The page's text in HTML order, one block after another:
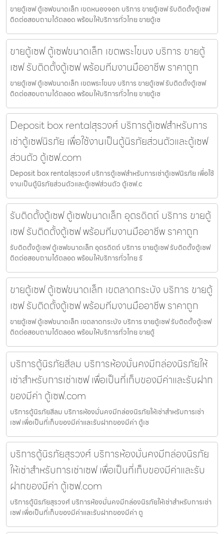
ขายตู้เซฟ ตู้เซฟขนาดเล็ก เขตหนองจอก บริการ ขายตู้เซฟ รับติดตั้งตู้เซฟ
ติดต่อสอบถามได้ตลอด พร้อมให้บริการทั่วไทย ขายตู้เซ
ขายตู้เซฟ ตู้เซฟขนาดเล็ก เขตพระโขนง บริการ ขายตู้
เซฟ รับติดตั้งตู้เซฟ พร้อมทีมงานมืออาชีพ ราคาถูก
ขายตู้เซฟ ตู้เซฟขนาดเล็ก เขตพระโขนง บริการ ขายตู้เซฟ รับติดตั้งตู้เซฟ
ติดต่อสอบถามได้ตลอด พร้อมให้บริการทั่วไทย ขายตู้เซ
Deposit box rentalสุรวงศ์ บริการตู้เซฟสำหรับการ
เช่าตู้เซฟนิรภัย เพื่อใช้งานเป็นตู้นิรภัยส่วนตัวและตู้เซฟ
ส่วนตัว ตู้เซฟ.com
Deposit box rentalสุรวงศ์ บริการตู้เซฟสำหรับการเช่าตู้เซฟนิรภัย เพื่อใช้
งานเป็นตู้นิรภัยส่วนตัวและตู้เซฟส่วนตัว ตู้เซฟ.c
รับติดตั้งตู้เซฟ ตู้เซฟขนาดเล็ก อุตรดิตถ์ บริการ ขายตู้
เซฟ รับติดตั้งตู้เซฟ พร้อมทีมงานมืออาชีพ ราคาถูก
รับติดตั้งตู้เซฟ ตู้เซฟขนาดเล็ก อุตรดิตถ์ บริการ ขายตู้เซฟ รับติดตั้งตู้เซฟ
ติดต่อสอบถามได้ตลอด พร้อมให้บริการทั่วไทย รั
ขายตู้เซฟ ตู้เซฟขนาดเล็ก เขตลาดกระบัง บริการ ขายตู้
เซฟ รับติดตั้งตู้เซฟ พร้อมทีมงานมืออาชีพ ราคาถูก
ขายตู้เซฟ ตู้เซฟขนาดเล็ก เขตลาดกระบัง บริการ ขายตู้เซฟ รับติดตั้งตู้เซฟ
ติดต่อสอบถามได้ตลอด พร้อมให้บริการทั่วไทย ขายตู้
บริการตู้นิรภัยสีลม บริการห้องมั่นคงมีกล่องนิรภัยให้
เช่าสำหรับการเช่าเซฟ เพื่อเป็นที่เก็บของมีค่าและรับฝาก
ของมีค่า ตู้เซฟ.com
บริการตู้นิรภัยสีลม บริการห้องมั่นคงมีกล่องนิรภัยให้เช่าสำหรับการเช่า
เซฟ เพื่อเป็นที่เก็บของมีค่าและรับฝากของมีค่า ตู้เซ
บริการตู้นิรภัยสุรวงศ์ บริการห้องมั่นคงมีกล่องนิรภัย
ให้เช่าสำหรับการเช่าเซฟ เพื่อเป็นที่เก็บของมีค่าและรับ
ฝากของมีค่า ตู้เซฟ.com
บริการตู้นิรภัยสุรวงศ์ บริการห้องมั่นคงมีกล่องนิรภัยให้เช่าสำหรับการเช่า
เซฟ เพื่อเป็นที่เก็บของมีค่าและรับฝากของมีค่า ตู